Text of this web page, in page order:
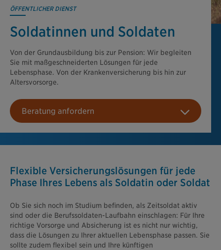
ÖFFENTLICHER DIENST
Soldatinnen und Soldaten
Von der Grundausbildung bis zur Pension: Wir begleiten
Sie mit maßgeschneiderten Lösungen für jede
Lebensphase. Von der Krankenversicherung bis hin zur
Altersvorsorge.
Beratung anfordern
Flexible Versicherungslösungen für jede
Phase Ihres Lebens als Soldatin oder Soldat
Ob Sie sich noch im Studium befinden, als Zeitsoldat aktiv
sind oder die Berufssoldaten-Laufbahn einschlagen: Für Ihre
richtige Vorsorge und Absicherung ist es nicht nur wichtig,
dass die Lösungen zu Ihrer aktuellen Lebensphase passen. Sie
sollte zudem flexibel sein und Ihre künftigen